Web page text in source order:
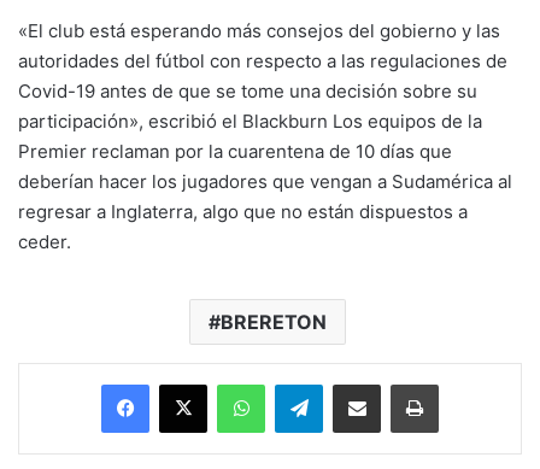
«El club está esperando más consejos del gobierno y las
autoridades del fútbol con respecto a las regulaciones de
Covid-19 antes de que se tome una decisión sobre su
participación», escribió el Blackburn Los equipos de la
Premier reclaman por la cuarentena de 10 días que
deberían hacer los jugadores que vengan a Sudamérica al
regresar a Inglaterra, algo que no están dispuestos a
ceder.
BRERETON
Facebook
X WhatsAppTelegramEnviar vía email Imprimir